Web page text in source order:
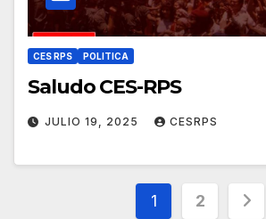
CES RPS POLITICA
Saludo CES-RPS
JULIO 19, 2025 CESRPS
Paginación
1 2